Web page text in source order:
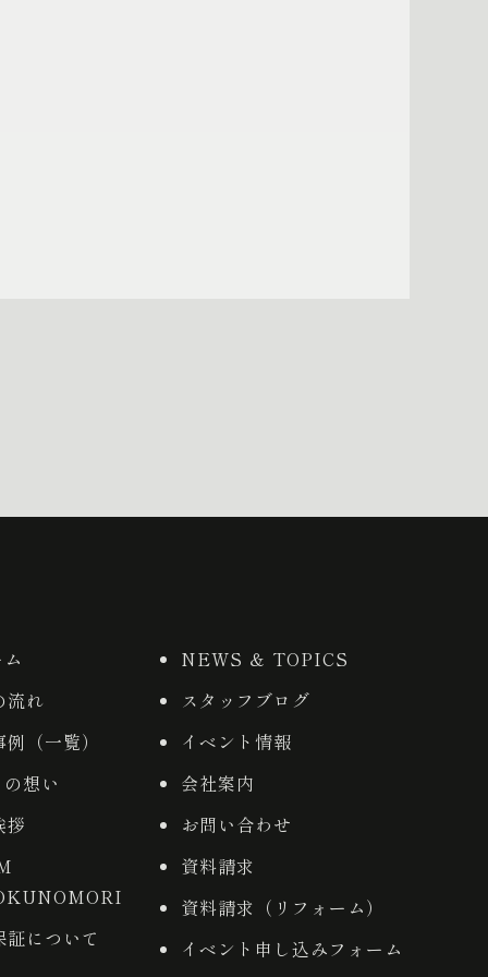
流れ
（一覧）
想い
拶
証について
NEWS ＆ TOPICS
スタッフブログ
イベント情報
会社案内
お問い合わせ
資料請求
資料請求（リフォーム）
イベント申し込みフォーム